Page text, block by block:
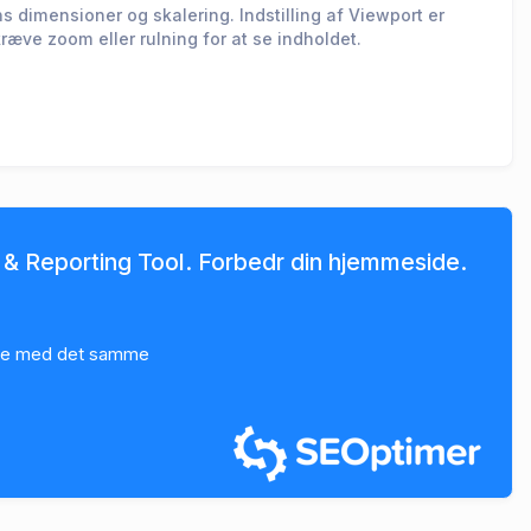
dimensioner og skalering. Indstilling af Viewport er
zoom eller rulning for at se indholdet.
Reporting Tool. Forbedr din hjemmeside.
med det samme